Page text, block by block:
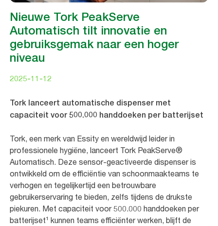
Nieuwe Tork PeakServe
Automatisch tilt innovatie en
gebruiksgemak naar een hoger
niveau
2025-11-12
Tork lanceert automatische dispenser met
capaciteit voor 500.000 handdoeken per batterijset
Tork, een merk van Essity en wereldwijd leider in
professionele hygiëne, lanceert Tork PeakServe®
Automatisch. Deze sensor-geactiveerde dispenser is
ontwikkeld om de efficiëntie van schoonmaakteams te
verhogen en tegelijkertijd een betrouwbare
gebruikerservaring te bieden, zelfs tijdens de drukste
piekuren. Met capaciteit voor 500.000 handdoeken per
batterijset¹ kunnen teams efficiënter werken, blijft de